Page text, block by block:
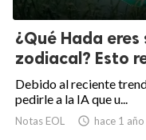
¿Qué Hada
zodiacal? Esto
Debido al reciente
pedirle a la IA que u...
Notas EOL  hace 1 año